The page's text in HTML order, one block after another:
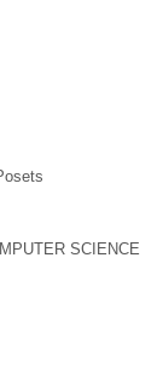
SCIENCE